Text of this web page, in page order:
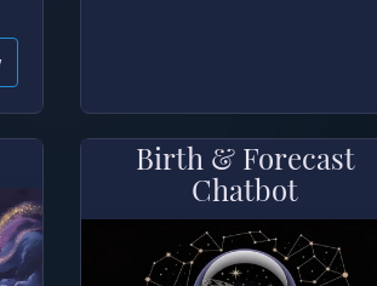
Birth & Forecast
Chatbot